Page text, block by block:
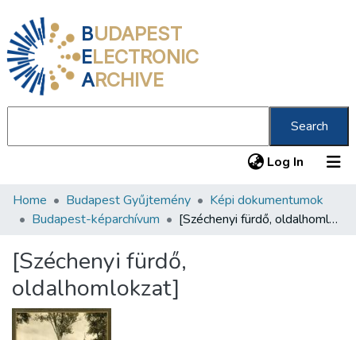
BUDAPEST
ELECTRONIC
ARCHIVE
Search
Log In (current)
Communities & Collections
Statistics
About us
Home Budapest Gyűjtemény
Képi dokumentumok
Budapest-képarchívum
[Széchenyi fürdő, oldalhomlokzat]
[Széchenyi fürdő,
oldalhomlokzat]